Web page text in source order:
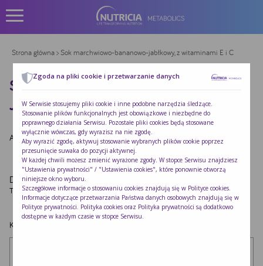
Strona główna> Sok marchwiowo-bananowo-jabłkowy, z witaminami E i C
SOK MARCHWIOWO-BANANOWO-
JABŁKOWY, Z WITAMINAMI E I C
Autor:Redakcja Nutricia|Opublikowano:2022-10-24
Dodaj komentarz
Twój adres e-mail nie zostanie opublikowany. Wymagane pola są oznaczone
Komentarz
Zgoda na pliki cookie i przetwarzanie danych
W Serwisie stosujemy pliki cookie i inne podobne narzędzia śledzące.
Stosowanie plików funkcjonalnych jest obowiązkowe i niezbędne do
poprawnego działania Serwisu. Pozostałe pliki cookies będą stosowane
wyłącznie wówczas, gdy wyrazisz na nie zgodę.
Aby wyrazić zgodę, aktywuj stosowanie wybranych plików cookie poprzez
przesunięcie suwaka do pozycji aktywnej.
W każdej chwili możesz zmienić wyrażone zgody. W stopce Serwisu znajdziesz
"Ustawienia prywatności" / "Ustawienia cookies", które ponownie otworzą
niniejsze okno wyboru.
Szczegółowe informacje o stosowaniu cookies znajdują się w Polityce cookies
Informacje dotyczące przetwarzania Państwa danych osobowych znajdują się w
Polityce prywatności . Polityka cookies oraz Polityka prywatności są dodatkowo
dostępne w każdym czasie w stopce Serwisu.